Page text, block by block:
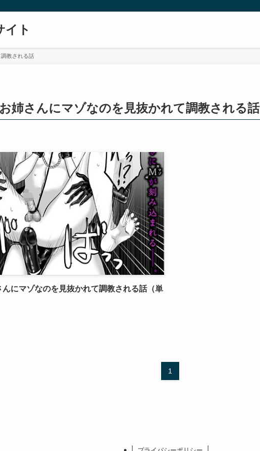
イト
教される話
姉さんにマゾなのを見抜かれて調教される話
にマゾなのを見抜かれて調教される話（単
1